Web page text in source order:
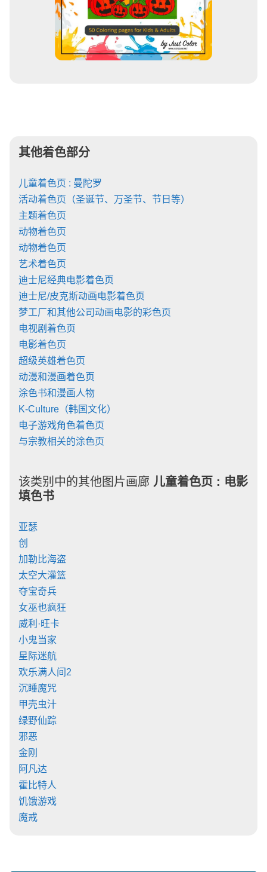
其他着色部分
儿童着色页 : 曼陀罗
活动着色页（圣诞节、万圣节、节日等）
主题着色页
动物着色页
动物着色页
艺术着色页
迪士尼经典电影着色页
迪士尼/皮克斯动画电影着色页
梦工厂和其他公司动画电影的彩色页
电视剧着色页
电影着色页
超级英雄着色页
动漫和漫画着色页
涂色书和漫画人物
K-Culture（韩国文化）
电子游戏角色着色页
与宗教相关的涂色页
该类别中的其他图片画廊 儿童着色页 : 电影
填色书
亚瑟
创
加勒比海盗
太空大灌篮
夺宝奇兵
女巫也疯狂
威利·旺卡
小鬼当家
星际迷航
欢乐满人间2
沉睡魔咒
甲壳虫汁
绿野仙踪
邪恶
金刚
阿凡达
霍比特人
饥饿游戏
魔戒